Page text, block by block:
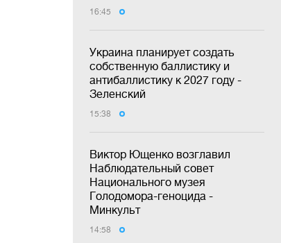
16:45
Украина планирует создать
собственную баллистику и
антибаллистику к 2027 году -
Зеленский
15:38
Виктор Ющенко возглавил
Наблюдательный совет
Национального музея
Голодомора-геноцида -
Минкульт
14:58